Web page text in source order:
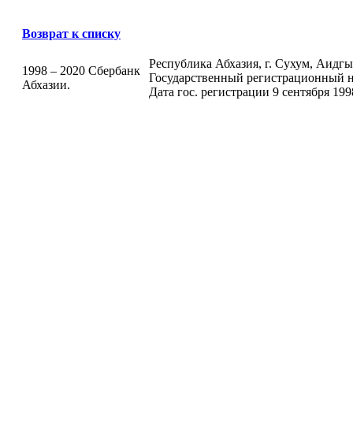
Возврат к списку
1998 – 2020 Сбербанк
Абхазии.
Республика Абхазия, г. Сухум,
Государственный регистрационный
Дата гос. регистрации 9 сентября